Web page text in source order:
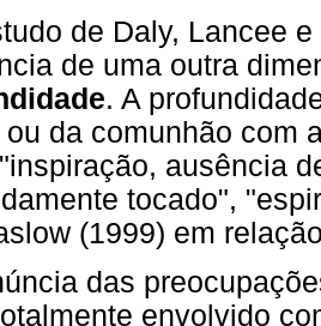
de Daly, Lancee
de uma outra
. A
ou da comunhão com
ausência
tocado",
(1999) em
das
envolvido